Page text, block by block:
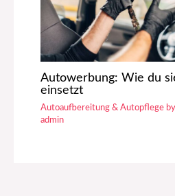
Autowerbung: Wie du
einsetzt
Autoaufbereitung & Autopflege
admin